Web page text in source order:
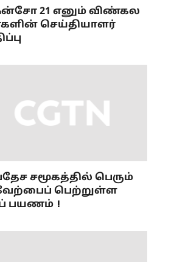
21 எனும் விண்கல
செய்தியாளர்
சமூகத்தில் பெரும்
பெற்றுள்ள
பயணம்！